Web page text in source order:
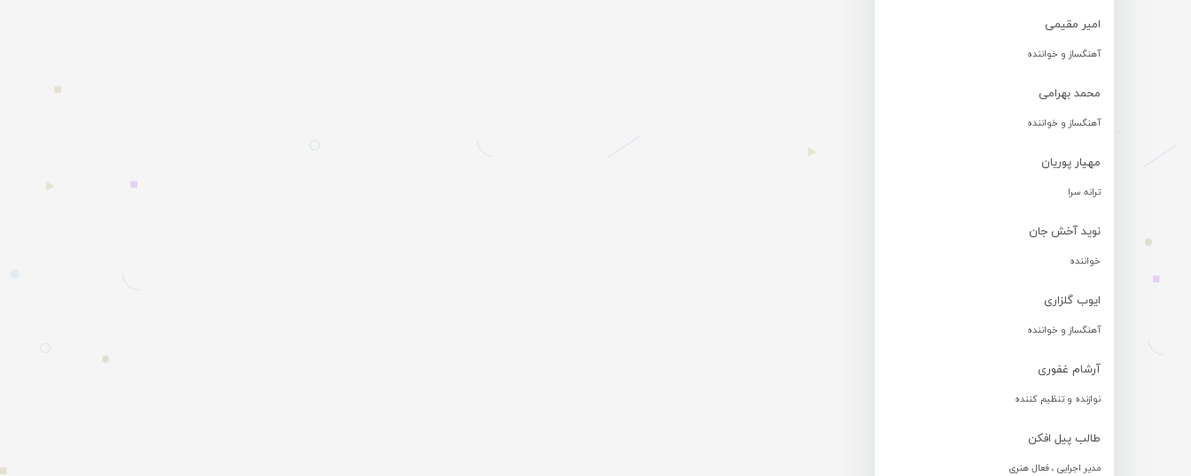
امیر مقیمی
آهنگساز و خواننده
محمد بهرامی
آهنگساز و خواننده
مهیار پوریان
ترانه سرا
نوید آخش جان
خواننده
ایوب گلزاری
آهنگساز و خواننده
آرشام غفوری
نوازنده و تنظیم کننده
طالب پیل افکن
مدیر اجرایی ، فعال هنری